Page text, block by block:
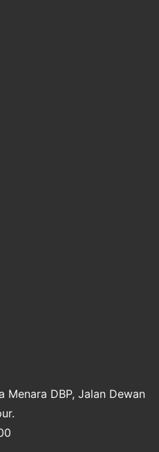
Menara DBP, Jalan Dewan